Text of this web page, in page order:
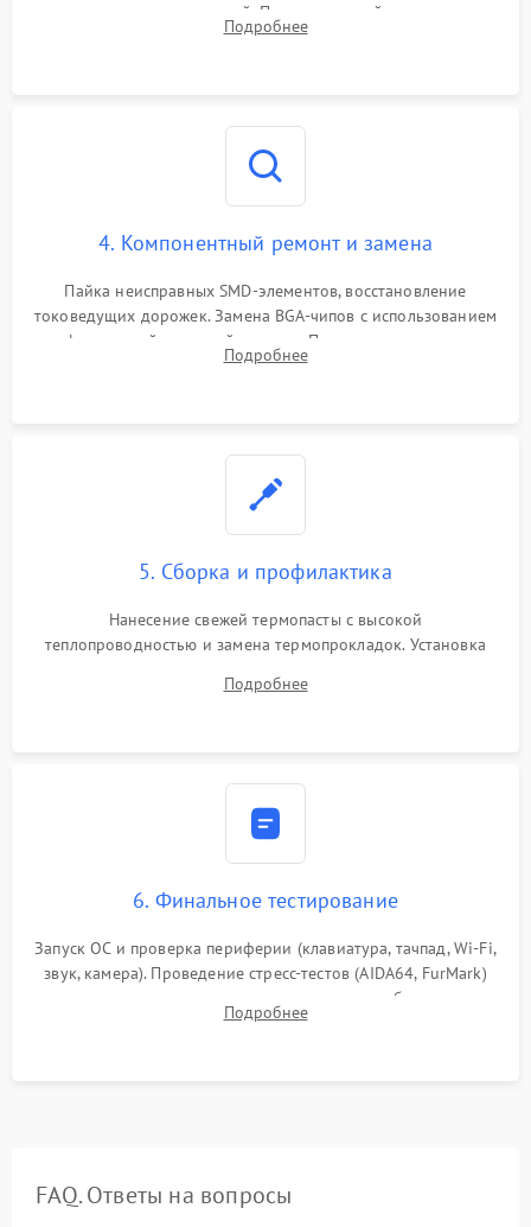
дежурных напряжений. Проверка цепей питания,
мультиконтроллера, процессора и видеочипа.
Подробнее
4. Компонентный ремонт и замена
Пайка неисправных SMD-элементов, восстановление
токоведущих дорожек. Замена BGA-чипов с использованием
инфракрасной паяльной станции. Прошивка микросхемы
BIOS или замена поврежденных портов USB
Подробнее
5. Сборка и профилактика
Нанесение свежей термопасты с высокой
теплопроводностью и замена термопрокладок. Установка
шлейфов, модулей памяти и накопителей. Предварительная
Подробнее
6. Финальное тестирование
Запуск ОС и проверка периферии (клавиатура, тачпад, Wi-Fi,
звук, камера). Проведение стресс-тестов (AIDA64, FurMark)
для контроля температурного режима и стабильности
системы под пиковой нагрузкой.
Подробнее
FAQ. Ответы на вопросы